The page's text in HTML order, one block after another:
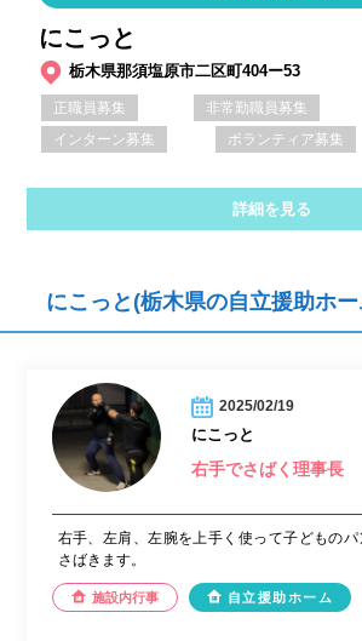
にこっと
栃木県那須塩原市二区町404ー53
正職員募集 非常勤職員募集
インターン募集
ボランティア募集
詳細を見る
にこっと(栃木県の自立援助ホ
2025/02/19
にこっと
右手でさばく理事長
右手、左肩、左腕を上手く使って子どものパ
さばきます。
施設内行事 自立援助ホーム